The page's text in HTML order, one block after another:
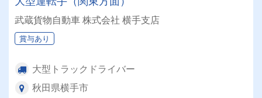
武蔵貨物自動車 株式会社 横手支店
賞与あり
大型トラックドライバー
秋田県横手市